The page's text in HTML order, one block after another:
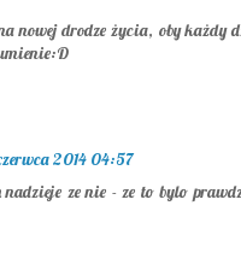
nowej drodze życia, oby każdy
2014 04:57
nadzieje ze nie - ze to bylo